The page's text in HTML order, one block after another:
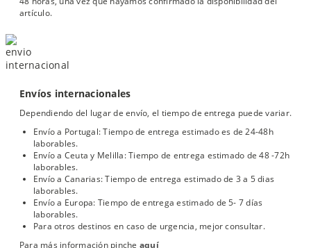
artículo.
Envíos internacionales
Dependiendo del lugar de envío, el tiempo de entrega puede variar.
Envío a Portugal: Tiempo de entrega estimado es de 24-48h
laborables.
Envío a Ceuta y Melilla: Tiempo de entrega estimado de 48 -72h
laborables.
Envío a Canarias: Tiempo de entrega estimado de 3 a 5 dias
laborables.
Envío a Europa: Tiempo de entrega estimado de 5- 7 días
laborables.
Para otros destinos en caso de urgencia, mejor consultar.
Para más información pinche aquí